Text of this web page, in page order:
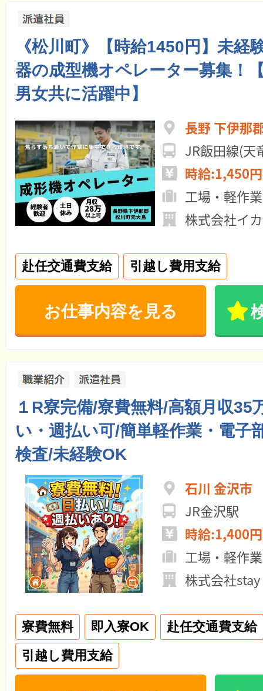
《松川町》【時給1450円】未経
器の成型機オペレーター募集！
男女共に活躍中】
長野 下伊那
JR飯田線(天
時給:1,450
工場・軽作業
株式会社イ
赴任交通費支給 引越し費用支給
お仕事内容を見る
１R寮完備/寮費無料/高額月収35
い・週払い可/簡単軽作業・電子
検査/未経験OK
石川 金沢市
JR金沢駅
時給:1,400
工場・軽作業
株式会社
寮費無料 即入寮OK
赴任交通費支給
引越し費用支給